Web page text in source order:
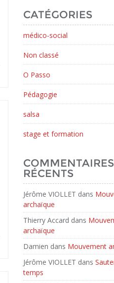
CATÉGORIES
médico-social
Non classé
O Passo
Pédagogie
salsa
stage et formation
COMMENTAIRES
RÉCENTS
Jérôme VIOLLET dans
archaïque
Thierry Accard dans
archaïque
Damien dans Mouvement
Jérôme VIOLLET dans
temps